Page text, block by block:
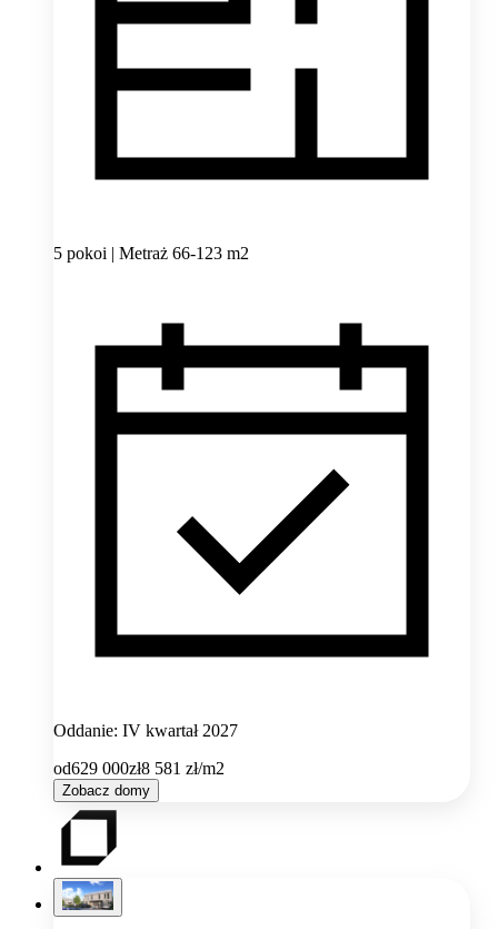
5 pokoi | Metraż 66-123 m2
Oddanie: IV kwartał 2027
od629 000zł8 581 zł/m2
Zobacz domy